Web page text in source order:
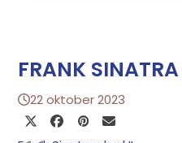
FRANK SINATRA
22 oktober 2023